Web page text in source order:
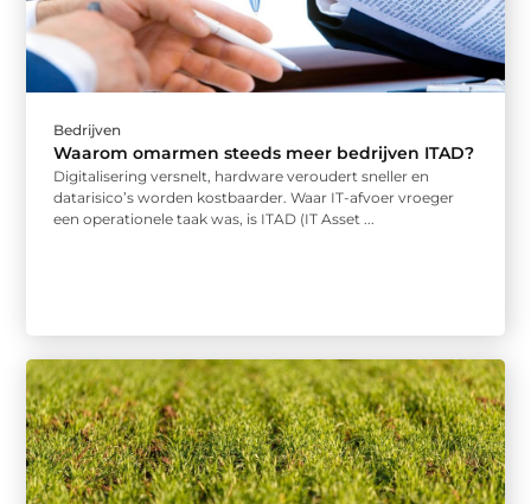
Bedrijven
Waarom omarmen steeds meer bedrijven ITAD?
Digitalisering versnelt, hardware veroudert sneller en
datarisico’s worden kostbaarder. Waar IT-afvoer vroeger
een operationele taak was, is ITAD (IT Asset ...